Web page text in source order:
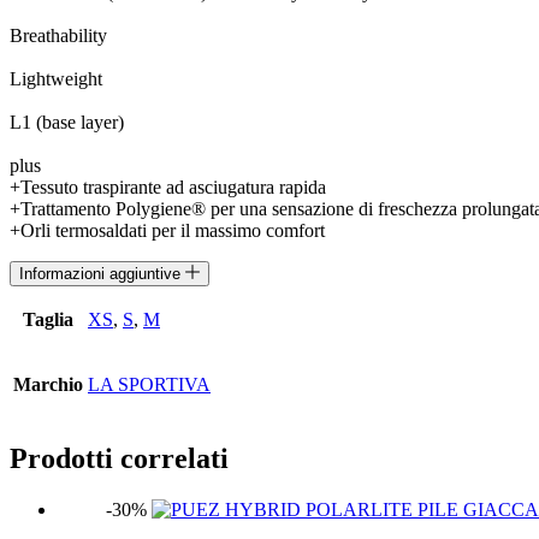
Breathability
Lightweight
L1 (base layer)
plus
+Tessuto traspirante ad asciugatura rapida
+Trattamento Polygiene® per una sensazione di freschezza
+Orli termosaldati per il massimo comfort
Informazioni aggiuntive
Taglia XS, S, M
Marchio LA SPORTIVA
Prodotti correlati
-30%